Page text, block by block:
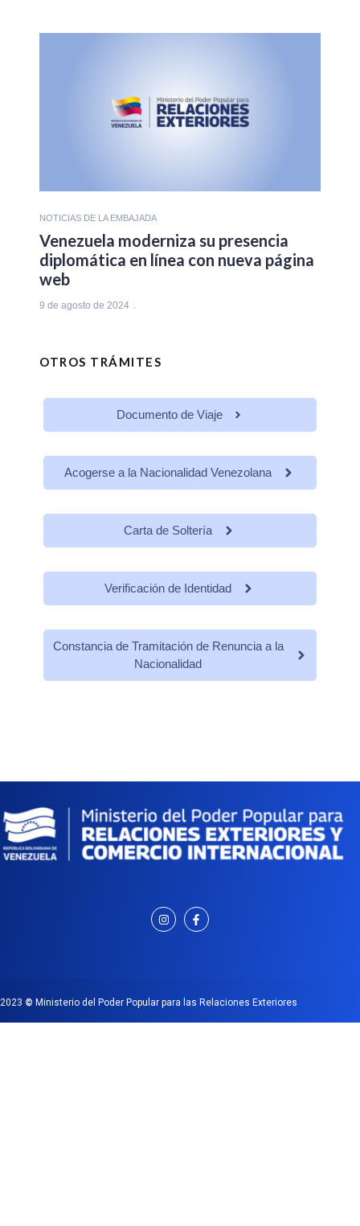
NOTICIAS DE LA EMBAJADA
Venezuela moderniza su presencia
diplomática en línea con nueva página
web
9 de agosto de 2024
OTROS TRÁMITES
Documento de Viaje
Acogerse a la Nacionalidad Venezolana
Carta de Soltería
Verificación de Identidad
Constancia de Tramitación de Renuncia a la
Nacionalidad
2023 © Ministerio del Poder Popular para las Relaciones Exteriores